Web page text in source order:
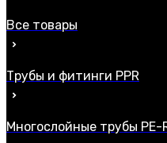
Все товары
Трубы и фитинги PPR
Многослойные трубы PE-